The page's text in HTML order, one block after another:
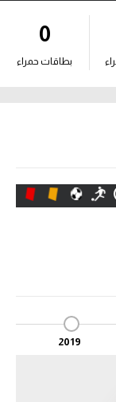
0
بطاقات حمراء
2019